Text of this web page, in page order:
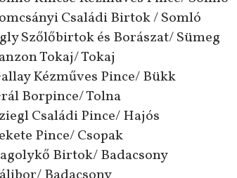
Családi Birtok / Somló
Szőlőbirtok és Borászat/ Sümeg
Tokaj/ Tokaj
Kézműves Pince/ Bükk
Borpince/ Tolna
Családi Pince/ Hajós
Pince/ Csopak
Birtok/ Badacsony